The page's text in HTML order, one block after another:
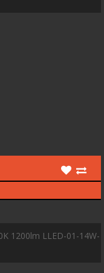
1200lm LLED-01-14W-